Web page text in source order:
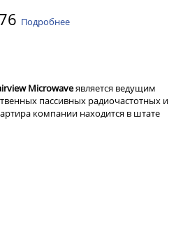
Подробнее
Microwaveявляется ведущим
пассивных радиочастотных и
компании находится в штате